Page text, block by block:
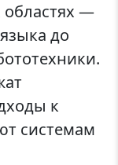
—
до
к
системам